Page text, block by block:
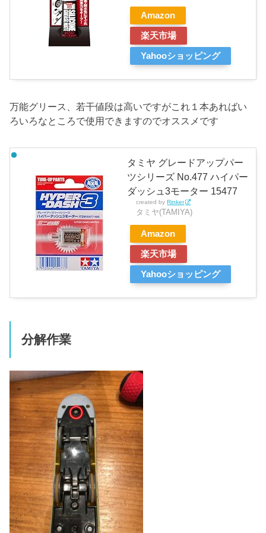
Amazon
楽天市場
Yahooショッピング
万能グリース、若干値段は高いですがこれ１本あればい
ろいろなところで使用できますのでオススメです
タミヤ グレードアップパー
ツシリーズ No.477 ハイパー
ダッシュ3モーター 15477
created byRinker
タミヤ(TAMIYA)
Amazon
楽天市場
Yahooショッピング
分解作業